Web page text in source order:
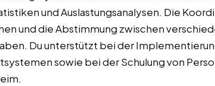
und Auslastungsanalysen. Die
und die Abstimmung zwischen
Du unterstützt bei der
sowie bei der Schulung von